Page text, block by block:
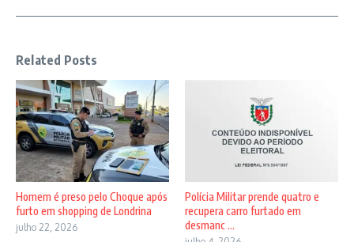
Related Posts
Homem é preso pelo Choque após
furto em shopping de Londrina
julho 22, 2026
Polícia Militar prende quatro e
recupera carro furtado em
desmanc ...